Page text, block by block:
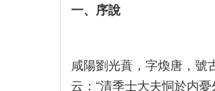
一、序說
咸陽劉光蕡，字煥唐，號
云：“清季士大夫恫於内